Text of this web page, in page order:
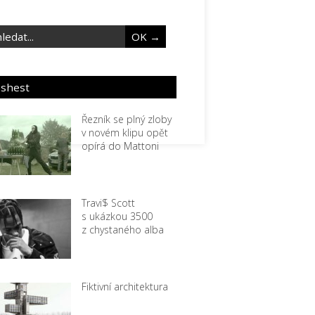
Řezník se plný zloby
v novém klipu opět
opírá do Mattoni
Travi$ Scott
s ukázkou 3500
z chystaného alba
Fiktivní architektura